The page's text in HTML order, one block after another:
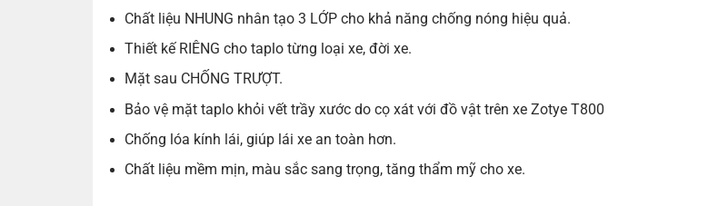
Chất liệu NHUNG nhân tạo 3 LỚP cho khả năng chống nóng hiệu quả.
Thiết kế RIÊNG cho taplo từng loại xe, đời xe.
Mặt sau CHỐNG TRƯỢT.
Bảo vệ mặt taplo khỏi vết trầy xước do cọ xát với đồ vật trên xe Zotye T800
Chống lóa kính lái, giúp lái xe an toàn hơn.
Chất liệu mềm mịn, màu sắc sang trọng, tăng thẩm mỹ cho xe.